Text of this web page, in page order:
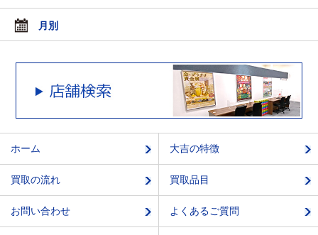
月別
ホーム 大吉の特徴
買取の流れ 買取品目
お問い合わせ よくあるご質問